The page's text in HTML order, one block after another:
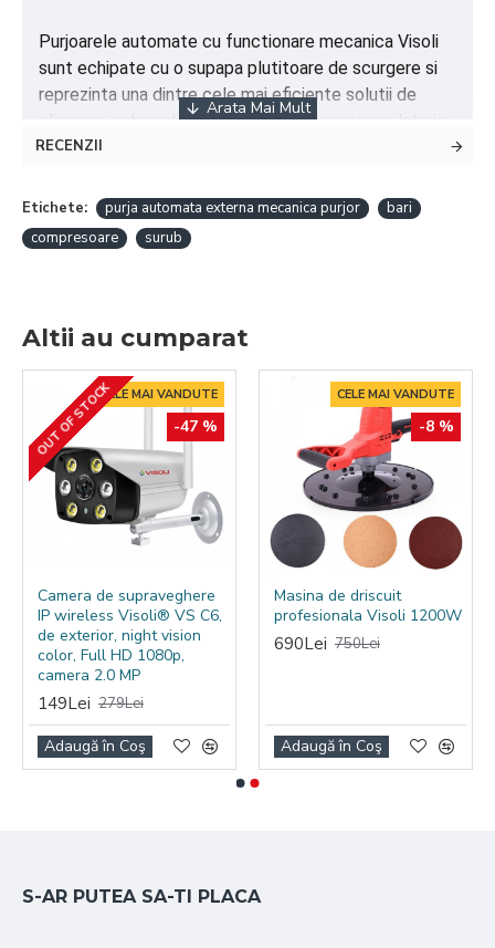
Purjoarele automate cu functionare mecanica Visoli
sunt echipate cu o supapa plutitoare de scurgere si
reprezinta una dintre cele mai eficiente solutii de
eliminare automata a apei si rezidurilor accumulate in
recipientii de aer, compresoare, uscatoare sau alte
comprimat.
RECENZII
Etichete: purja automata externa mecanica purjor
bari
compresoare
surub
Altii au cumparat
CELE MAI VANDUTE
-47 %
OUT OF STOCK
Camera de supraveghere
IP wireless Visoli® VS C6,
de exterior, night vision
color, Full HD 1080p,
camera 2.0 MP
149Lei 279Lei
Adaugă în Coş
CELE MAI VANDUTE
-8 %
Masina de driscuit
profesionala Visoli 1200W
690Lei 750Lei
Adaugă în Coş
S-AR PUTEA SA-TI PLACA